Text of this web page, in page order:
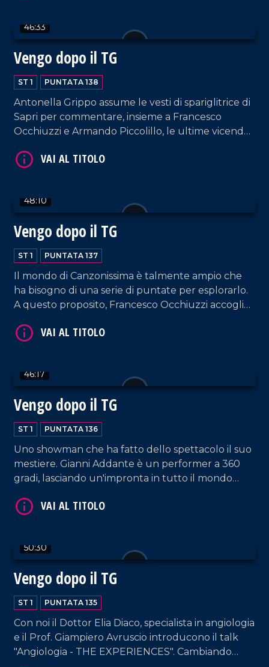
46:33
Vengo dopo il TG
ST 1 PUNTATA 138
Antonella Grippo assume le vesti di spariglitrice di
Sapri per commentare, insieme a Francesco
Occhiuzzi e Armando Piccolillo, le ultime vicende
48:10
Vengo dopo il TG
ST 1 PUNTATA 137
Il mondo di Canzonissima è talmente ampio che
ha bisogno di una serie di puntate per esplorarlo.
A questo proposito, Francesco Occhiuzzi accoglie
Spazio anche a un'interessante intervista a
46:17
Vengo dopo il TG
ST 1 PUNTATA 136
Uno showman che ha fatto dello spettacolo il suo
mestiere. Gianni Addante è un performer a 360
gradi, lasciando un'impronta in tutto il mondo
racconta il suo mestiere anche attraverso il libro
50:30
Vengo dopo il TG
ST 1 PUNTATA 135
Con noi il Dottor Elia Diaco, specialista in angiologia
e il Prof. Giampiero Avruscio introducono il talk
"Angiologia - THE EXPERIENCES". Cambiando
VAI AL TITOLO
VAI AL TITOLO